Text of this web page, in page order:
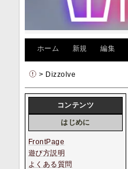
ホーム 新規 編集
> Dizzolve
コンテンツ
はじめに
FrontPage
遊び方説明
よくある質問